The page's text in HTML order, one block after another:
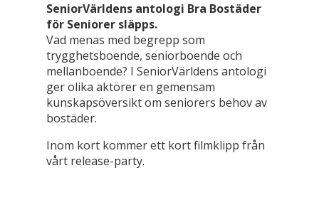
SeniorVärldens antologi Bra Bostäder
för Seniorer släpps.
Vad menas med begrepp som
trygghetsboende, seniorboende och
mellanboende? I SeniorVärldens antologi
ger olika aktörer en gemensam
kunskapsöversikt om seniorers behov av
bostäder.
Inom kort kommer ett kort filmklipp från
vårt release-party.